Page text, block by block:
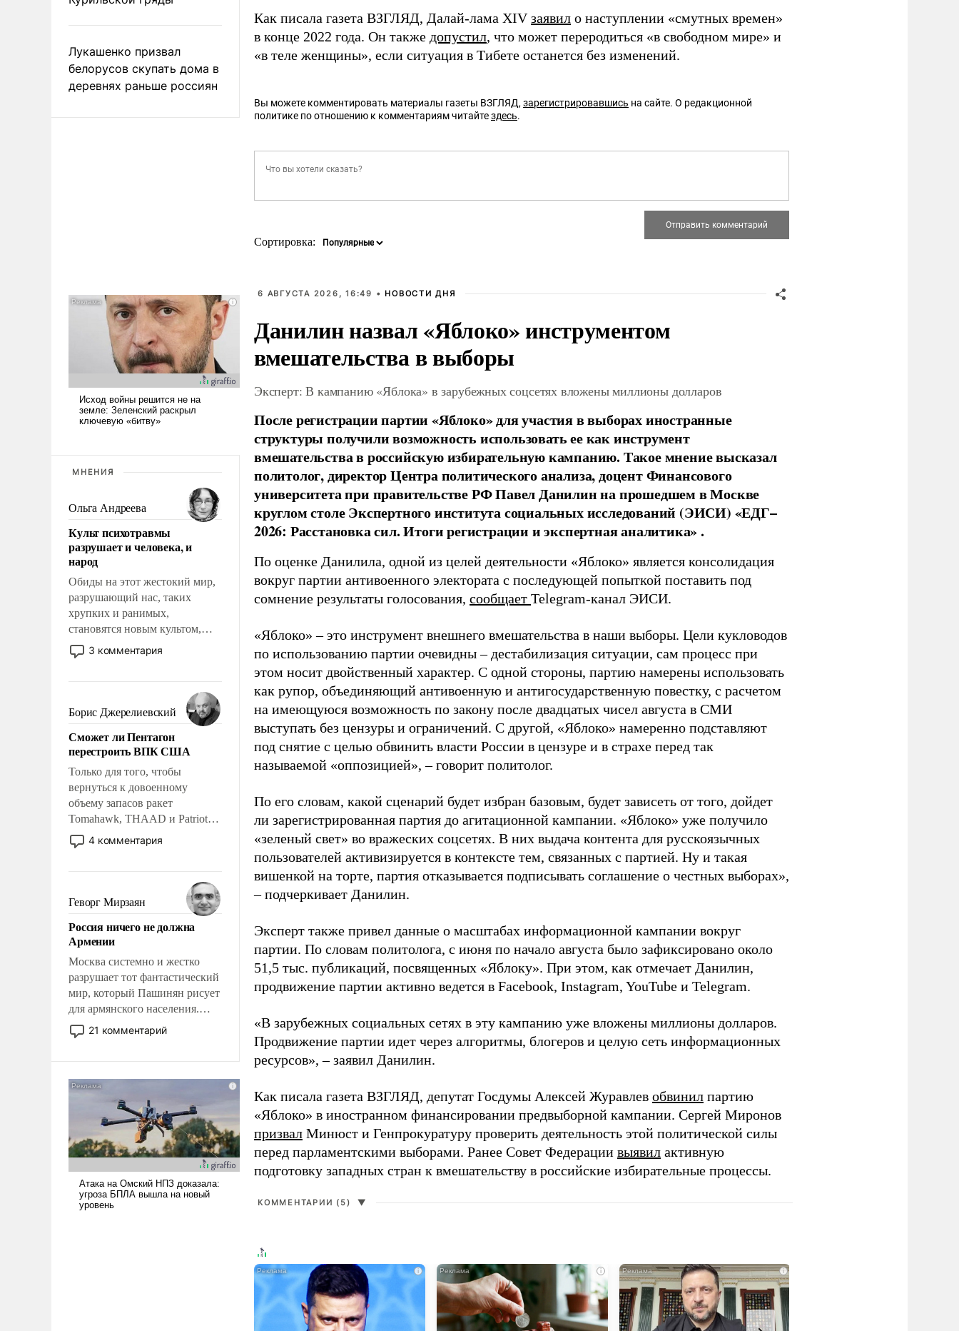
Лукашенко призвал
белорусов скупать дома в
деревнях раньше россиян
МНЕНИЯ
Ольга Андреева
Культ психотравмы
разрушает и человека, и
народ
Обиды на этот жестокий мир,
разрушающий нас, таких
хрупких и ранимых,
становятся новым культом,
постепенно вытесняя и
отменяя традиционное
мужественным и твердым под
ударами судьбы, брать на себя
ответственность, помогать
слабым, идти вперед и
адаптироваться.
3 комментария
Борис Джерелиевский
Сможет ли Пентагон
перестроить ВПК США
Только для того, чтобы
вернуться к довоенному
объему запасов ракет
Tomahawk, THAAD и Patriot
США потребуется более трех
лет. Даже небольшая война с
Сложившаяся ситуация
означает многолетний период
уязвимости США, например,
перед Китаем.
4 комментария
Геворг Мирзаян
Россия ничего не должна
Армении
Москва системно и жестко
разрушает тот фантастический
мир, который Пашинян рисует
для армянского населения.
Мир, где политические
прожекты будут безусловно
налогоплательщиков и где
Еревану за свои поступки не
нужно отвечать.
21 комментарий
Как писала газета ВЗГЛЯД, Далай-лама XIVзаявил о наступлении «смутных времен»
в конце 2022 года. Он также допустил, что может переродиться «в свободном мире» и
«в теле женщины», если ситуация в Тибете останется без изменений.
Вы можете комментировать материалы газеты ВЗГЛЯД, зарегистрировавшись на сайте. О редакционной
политике по отношению к комментариям читайтездесь.
Сортировка:
6 АВГУСТА 2026, 16:49 • НОВОСТИ ДНЯ
Данилин назвал «Яблоко» инструментом
вмешательства в выборы
Эксперт: В кампанию «Яблока» в зарубежных соцсетях вложены миллионы долларов
После регистрации партии «Яблоко» для участия в выборах иностранные
структуры получили возможность использовать ее как инструмент
вмешательства в российскую избирательную кампанию. Такое мнение высказал
политолог, директор Центра политического анализа, доцент Финансового
университета при правительстве РФ Павел Данилин на прошедшем в Москве
круглом столе Экспертного института социальных исследований (ЭИСИ) «ЕДГ–
2026: Расстановка сил. Итоги регистрации и экспертная аналитика» .
По оценке Данилила, одной из целей деятельности «Яблоко» является консолидация
вокруг партии антивоенного электората с последующей попыткой поставить под
сомнение результаты голосования, сообщает Telegram-канал ЭИСИ.
«Яблоко» – это инструмент внешнего вмешательства в наши выборы. Цели кукловодов
по использованию партии очевидны – дестабилизация ситуации, сам процесс при
этом носит двойственный характер. С одной стороны, партию намерены использовать
как рупор, объединяющий антивоенную и антигосударственную повестку, с расчетом
на имеющуюся возможность по закону после двадцатых чисел августа в СМИ
выступать без цензуры и ограничений. С другой, «Яблоко» намеренно подставляют
под снятие с целью обвинить власти России в цензуре и в страхе перед так
называемой «оппозицией», – говорит политолог.
По его словам, какой сценарий будет избран базовым, будет зависеть от того, дойдет
ли зарегистрированная партия до агитационной кампании. «Яблоко» уже получило
«зеленый свет» во вражеских соцсетях. В них выдача контента для русскоязычных
пользователей активизируется в контексте тем, связанных с партией. Ну и такая
вишенкой на торте, партия отказывается подписывать соглашение о честных выборах»,
– подчеркивает Данилин.
Эксперт также привел данные о масштабах информационной кампании вокруг
партии. По словам политолога, с июня по начало августа было зафиксировано около
51,5 тыс. публикаций, посвященных «Яблоку». При этом, как отмечает Данилин,
продвижение партии активно ведется в Facebook, Instagram, YouTube и Telegram.
«В зарубежных социальных сетях в эту кампанию уже вложены миллионы долларов.
Продвижение партии идет через алгоритмы, блогеров и целую сеть информационных
ресурсов», – заявил Данилин.
Как писала газета ВЗГЛЯД, депутат Госдумы Алексей Журавлев обвинил партию
«Яблоко» в иностранном финансировании предвыборной кампании. Сергей Миронов
призвал Минюст и Генпрокуратуру проверить деятельность этой политической силы
перед парламентскими выборами. Ранее Совет Федерации выявил активную
подготовку западных стран к вмешательству в российские избирательные процессы.
КОММЕНТАРИИ (5) ▼
i i i